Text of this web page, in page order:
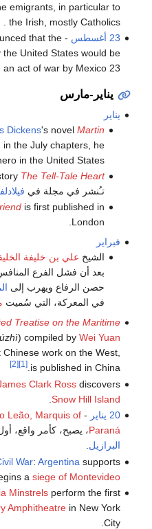
emigrants, in particular to
the Irish, mostly Catholics .
23 أغسطس
that the
United States would be
act of war by Mexico 23 .
يناير-مارس
يناير
Dickens's novelMartin
in the July chapters, he
in the United States.
The Tell-Tale Heart
تـُنشر في مجلة في
is first published in
London.
فبراير
الشيخ علي بن خليفة
بعد أن فشل الفرع
حصن الرفاع ويهرب إلى
في المعركة، التي سُميت
Treatise on the Maritime
) compiled by Wei Yuan
work on the West,
is published in China.
[1]
[2]
Clark Rossdiscovers
Snow Hill Island
20 يناير
-
Leão, Marquis of
Paraná، يصبح، كأمر واقع،
البرازيل
War: Argentina supports
a siege of Montevideo
Minstrelsperform the first
Amphitheatrein New York
City.